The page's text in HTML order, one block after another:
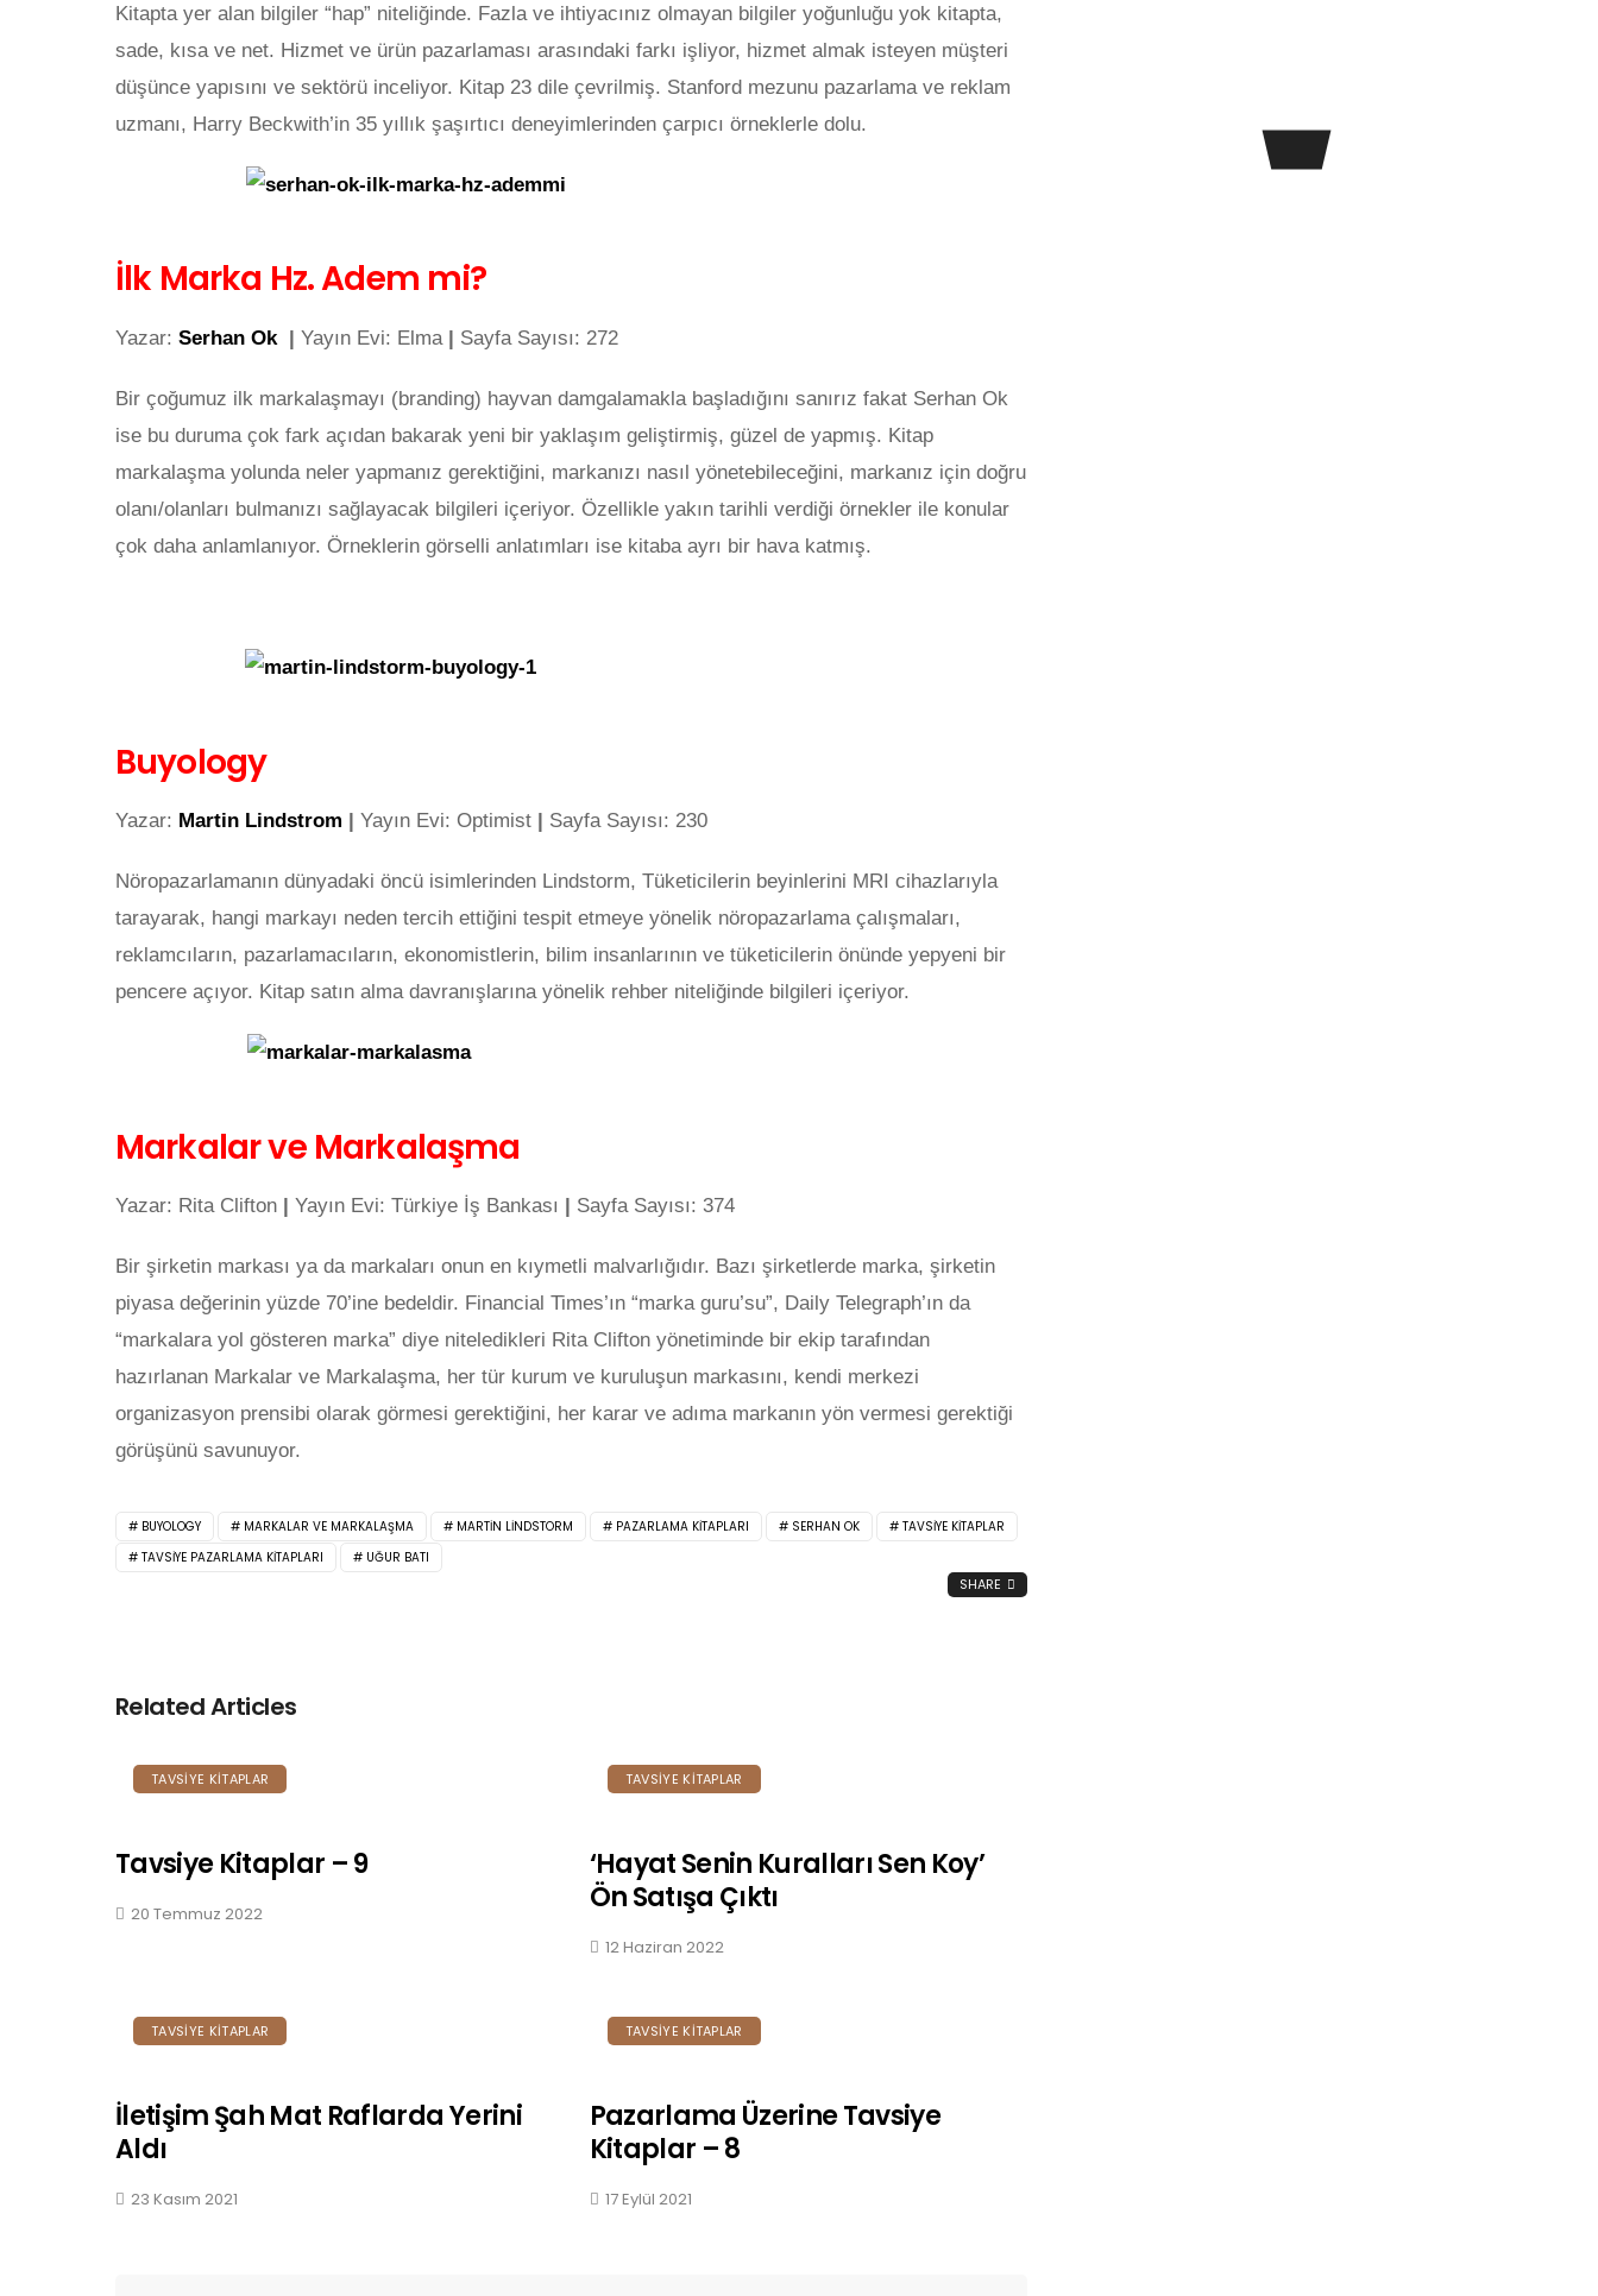
Kitapta yer alan bilgiler “hap” niteliğinde. Fazla ve ihtiyacınız olmayan bilgiler yoğunluğu yok kitapta,
sade, kısa ve net. Hizmet ve ürün pazarlaması arasındaki farkı işliyor, hizmet almak isteyen müşteri
düşünce yapısını ve sektörü inceliyor. Kitap 23 dile çevrilmiş. Stanford mezunu pazarlama ve reklam
uzmanı, Harry Beckwith’in 35 yıllık şaşırtıcı deneyimlerinden çarpıcı örneklerle dolu.
İlk Marka Hz. Adem mi?
Yazar: Serhan Ok | Yayın Evi: Elma | Sayfa Sayısı: 272
Bir çoğumuz ilk markalaşmayı (branding) hayvan damgalamakla başladığını sanırız fakat Serhan Ok
ise bu duruma çok fark açıdan bakarak yeni bir yaklaşım geliştirmiş, güzel de yapmış. Kitap
markalaşma yolunda neler yapmanız gerektiğini, markanızı nasıl yönetebileceğini, markanız için doğru
olanı/olanları bulmanızı sağlayacak bilgileri içeriyor. Özellikle yakın tarihli verdiği örnekler ile konular
çok daha anlamlanıyor. Örneklerin görselli anlatımları ise kitaba ayrı bir hava katmış.
Buyology
Yazar: Martin Lindstrom | Yayın Evi: Optimist | Sayfa Sayısı: 230
Nöropazarlamanın dünyadaki öncü isimlerinden Lindstorm, Tüketicilerin beyinlerini MRI cihazlarıyla
tarayarak, hangi markayı neden tercih ettiğini tespit etmeye yönelik nöropazarlama çalışmaları,
reklamcıların, pazarlamacıların, ekonomistlerin, bilim insanlarının ve tüketicilerin önünde yepyeni bir
pencere açıyor. Kitap satın alma davranışlarına yönelik rehber niteliğinde bilgileri içeriyor.
Markalar ve Markalaşma
Yazar: Rita Clifton Yayın Evi: Türkiye İş Bankası Sayfa Sayısı: 374
Bir şirketin markası ya da markaları onun en kıymetli malvarlığıdır. Bazı şirketlerde marka, şirketin
piyasa değerinin yüzde 70’ine bedeldir. Financial Times’ın “marka guru’su”, Daily Telegraph’ın da
“markalara yol gösteren marka” diye niteledikleri Rita Clifton yönetiminde bir ekip tarafından
hazırlanan Markalar ve Markalaşma, her tür kurum ve kuruluşun markasını, kendi merkezi
organizasyon prensibi olarak görmesi gerektiğini, her karar ve adıma markanın yön vermesi gerektiği
görüşünü savunuyor.
BUYOLOGY MARKALAR VE MARKALAŞMA MARTIN LINDSTORM PAZARLAMA KITAPLARI SERHAN OK
TAVSIYE KITAPLAR
TAVSIYE PAZARLAMA KITAPLARI
UĞUR BATI
SHARE
Related Articles
TAVSIYE KITAPLAR
Tavsiye Kitaplar – 9
20 Temmuz 2022
TAVSIYE KITAPLAR
‘Hayat Senin Kuralları Sen Koy’
Ön Satışa Çıktı
12 Haziran 2022
TAVSIYE KITAPLAR
İletişim Şah Mat Raflarda Yerini
Aldı
23 Kasım 2021
TAVSIYE KITAPLAR
Pazarlama Üzerine Tavsiye
Kitaplar – 8
17 Eylül 2021